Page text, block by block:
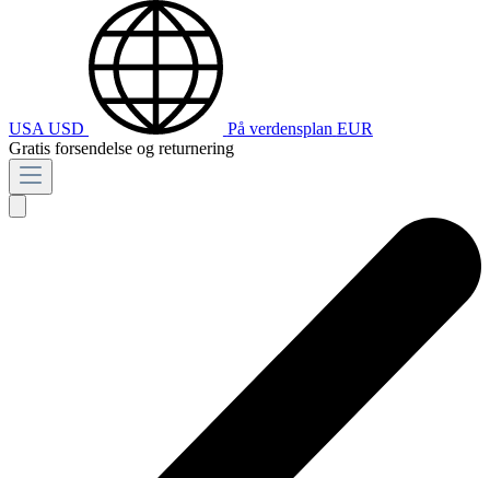
USA USD På verdensplan EUR
Gratis forsendelse og returnering